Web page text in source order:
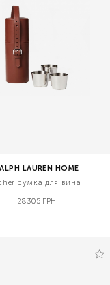
LAUREN HOME
сумка для вина
28305 ГРН